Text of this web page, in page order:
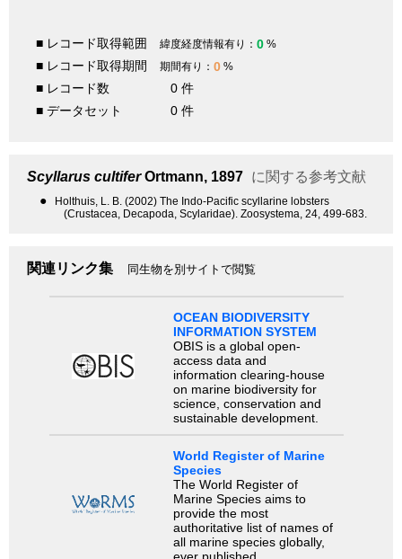
■ レコード取得範囲 緯度経度情報有り： 0 %
■ レコード取得期間 期間有り： 0 %
■ レコード数
0 件
■ データセット
0 件
Scyllarus cultiferOrtmann, 1897 に関する参考文献
●
Holthuis, L. B. (2002) The Indo-Pacific scyllarine lobsters
(Crustacea, Decapoda, Scylaridae). Zoosystema, 24, 499-683.
関連リンク集 同生物を別サイトで閲覧
OCEAN BIODIVERSITY
INFORMATION SYSTEM
OBIS is a global open-
access data and
information clearing-house
on marine biodiversity for
science, conservation and
sustainable development.
World Register of Marine
Species
The World Register of
Marine Species aims to
provide the most
authoritative list of names of
all marine species globally,